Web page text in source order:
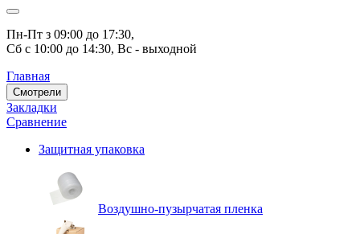
Пн-Пт з 09:00 до 17:30,
Сб с 10:00 до 14:30, Вс - выходной
Главная
Смотрели
Закладки
Сравнение
Защитная упаковка
Воздушно-пузырчатая пленка